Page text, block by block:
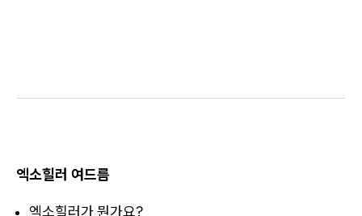
엑소힐러 여드름
엑소힐러가 뭔가요?